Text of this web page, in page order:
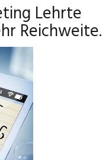
Lehrte
Reichweite.